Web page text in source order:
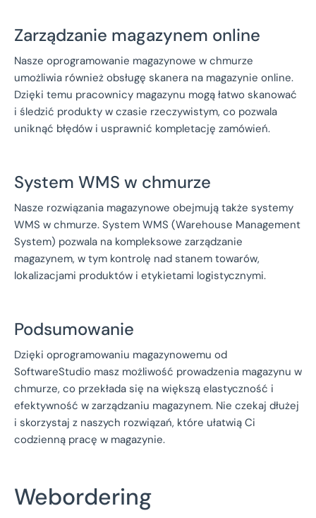
Zarządzanie magazynem online
Nasze oprogramowanie magazynowe w chmurze
umożliwia również obsługę skanera na magazynie online.
Dzięki temu pracownicy magazynu mogą łatwo skanować
i śledzić produkty w czasie rzeczywistym, co pozwala
uniknąć błędów i usprawnić kompletację zamówień.
System WMS w chmurze
Nasze rozwiązania magazynowe obejmują także systemy
WMS w chmurze. System WMS (Warehouse Management
System) pozwala na kompleksowe zarządzanie
magazynem, w tym kontrolę nad stanem towarów,
lokalizacjami produktów i etykietami logistycznymi.
Podsumowanie
Dzięki oprogramowaniu magazynowemu od
SoftwareStudio masz możliwość prowadzenia magazynu w
chmurze, co przekłada się na większą elastyczność i
efektywność w zarządzaniu magazynem. Nie czekaj dłużej
i skorzystaj z naszych rozwiązań, które ułatwią Ci
codzienną pracę w magazynie.
Webordering